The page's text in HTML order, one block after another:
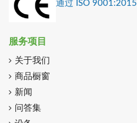
通过 ISO 9001:2015
服务项目
关于我们
商品橱窗
新闻
问答集